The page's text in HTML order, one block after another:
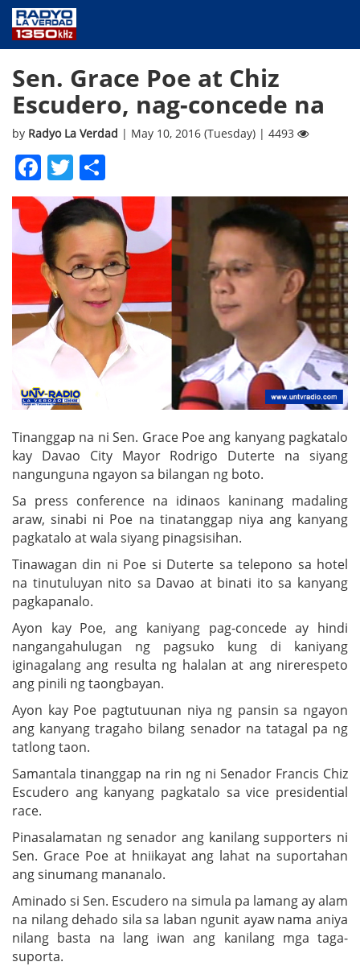
PUBLIC SERVICE
ANNOUNCEMENTS
PROGRAMS
ABOUT
CONTACT US
Sen. Grace Poe at Chiz
Escudero, nag-concede na
by Radyo La Verdad | May 10, 2016 (Tuesday) | 4493
Facebook
Twitter
Tinanggap na ni Sen. Grace Poe ang kanyang pagkatalo
kay Davao City Mayor Rodrigo Duterte na siyang
nangunguna ngayon sa bilangan ng boto.
Sa press conference na idinaos kaninang madaling
araw, sinabi ni Poe na tinatanggap niya ang kanyang
pagkatalo at wala siyang pinagsisihan.
Tinawagan din ni Poe si Duterte sa telepono sa hotel
na tinutuluyan nito sa Davao at binati ito sa kanyang
pagkapanalo.
Ayon kay Poe, ang kaniyang pag-concede ay hindi
nangangahulugan ng pagsuko kung di kaniyang
iginagalang ang resulta ng halalan at ang nirerespeto
ang pinili ng taongbayan.
Ayon kay Poe pagtutuunan niya ng pansin sa ngayon
ang kanyang tragaho bilang senador na tatagal pa ng
tatlong taon.
Samantala tinanggap na rin ng ni Senador Francis Chiz
Escudero ang kanyang pagkatalo sa vice presidential
race.
Pinasalamatan ng senador ang kanilang supporters ni
Sen. Grace Poe at hniikayat ang lahat na suportahan
ang sinumang mananalo.
Aminado si Sen. Escudero na simula pa lamang ay alam
na nilang dehado sila sa laban ngunit ayaw nama aniya
nilang basta na lang iwan ang kanilang mga taga-
suporta.